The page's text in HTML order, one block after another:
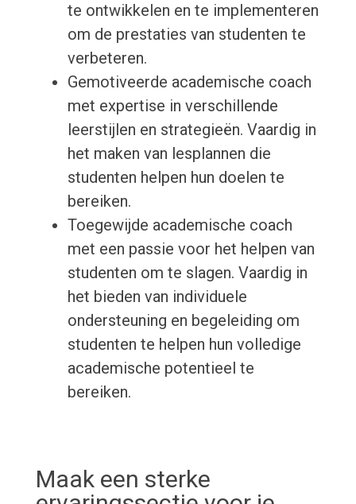
te ontwikkelen en te implementeren
om de prestaties van studenten te
verbeteren.
Gemotiveerde academische coach
met expertise in verschillende
leerstijlen en strategieën. Vaardig in
het maken van lesplannen die
studenten helpen hun doelen te
bereiken.
Toegewijde academische coach
met een passie voor het helpen van
studenten om te slagen. Vaardig in
het bieden van individuele
ondersteuning en begeleiding om
studenten te helpen hun volledige
academische potentieel te
bereiken.
Maak een sterke